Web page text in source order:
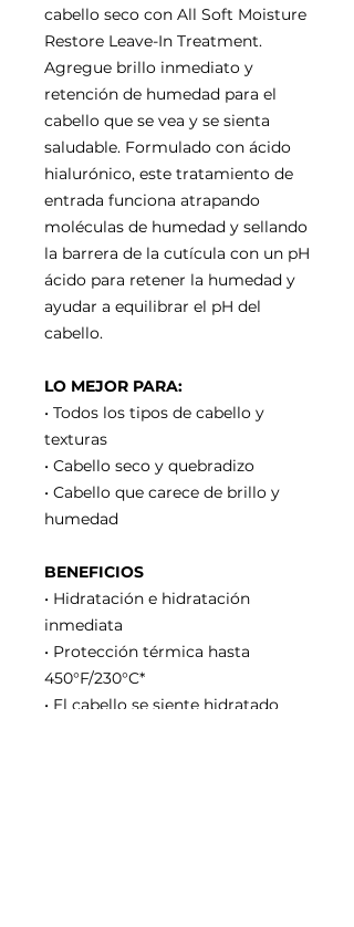
cabello seco con All Soft Moisture
Restore Leave-In Treatment.
Agregue brillo inmediato y
retención de humedad para el
cabello que se vea y se sienta
saludable. Formulado con ácido
hialurónico, este tratamiento de
entrada funciona atrapando
moléculas de humedad y sellando
la barrera de la cutícula con un pH
ácido para retener la humedad y
ayudar a equilibrar el pH del
cabello.
LO MEJOR PARA:
• Todos los tipos de cabello y
texturas
• Cabello seco y quebradizo
• Cabello que carece de brillo y
humedad
BENEFICIOS
• Hidratación e hidratación
inmediata
• Protección térmica hasta
450°F/230°C*
• El cabello se siente hidratado